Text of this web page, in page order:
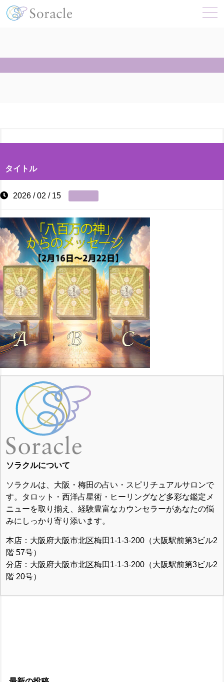
タイトル
2026 / 02 / 15
ソラクルについて
ソラクルは、大阪・梅田の占い・スピリチュアルサロンで
す。タロット・西洋占星術・ヒーリングなど多彩な鑑定メ
ニューを取り揃え、経験豊富なカウンセラーがあなたの悩
みにしっかり寄り添います。
本店：大阪府大阪市北区梅田1-1-3-200（大阪駅前第3ビル2
階 57号）
分店：大阪府大阪市北区梅田1-1-3-200（大阪駅前第3ビル2
階 20号）